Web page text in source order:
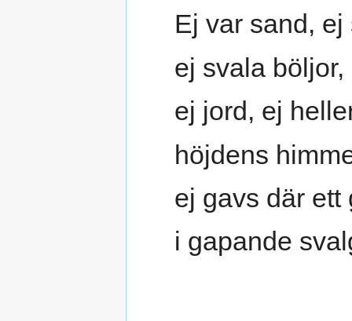
Ej var sand, ej
ej svala böljor,
ej jord, ej
höjdens
ej gavs där ett
i gapande